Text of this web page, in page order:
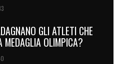
GLI ATLETI CHE
MEDAGLIA OLIMPICA?